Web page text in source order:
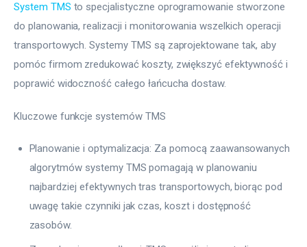
System TMS to specjalistyczne oprogramowanie stworzone
do planowania, realizacji i monitorowania wszelkich operacji
transportowych. Systemy TMS są zaprojektowane tak, aby
pomóc firmom zredukować koszty, zwiększyć efektywność i
poprawić widoczność całego łańcucha dostaw.
Kluczowe funkcje systemów TMS
Planowanie i optymalizacja: Za pomocą zaawansowanych
algorytmów systemy TMS pomagają w planowaniu
najbardziej efektywnych tras transportowych, biorąc pod
uwagę takie czynniki jak czas, koszt i dostępność
zasobów.